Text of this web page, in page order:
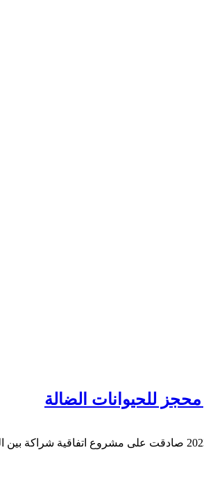
للحيوانات الضالة
جماعة طنجة وبحسب مقرر صادر عن الدورة العادية الاخيرة لشهر